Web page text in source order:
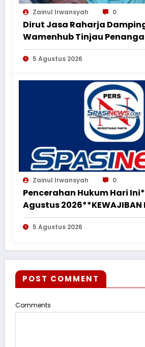
Zainul Irwansyah 0
Dirut Jasa Raharja
Wamenhub Tinjau
Korban KM Mutiara Sentosa
PHC Surabaya
5 Agustus 2026
Zainul Irwansyah 0
Pencerahan Hukum Hari
Agustus 2026**KEWAJIBAN
NAFKAH PASCA-
MANTAN ISTRI DAN ANAK
5 Agustus 2026
POST COMMENT
Comments